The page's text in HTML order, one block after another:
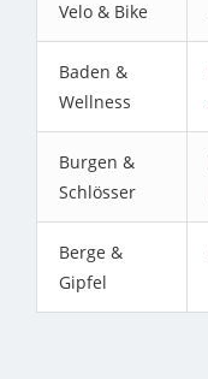
Velo & Bike
Baden &
Wellness
Burgen &
Schlösser
Berge &
Gipfel